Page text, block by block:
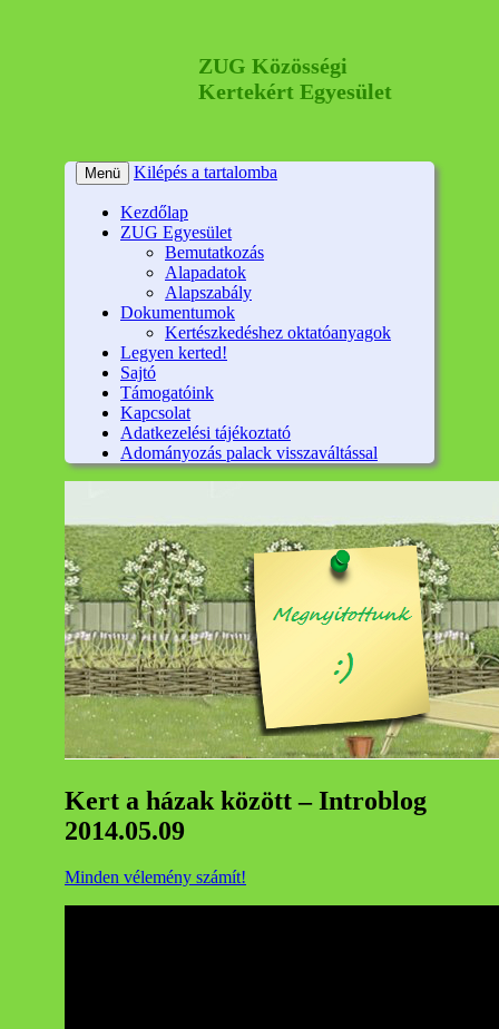
ZUG Közösségi
Kertekért Egyesület
Menü Kilépés a tartalomba
Kezdőlap
ZUG Egyesület
Bemutatkozás
Alapadatok
Alapszabály
Dokumentumok
Kertészkedéshez oktatóanyagok
Legyen kerted!
Sajtó
Támogatóink
Kapcsolat
Adatkezelési tájékoztató
Adományozás palack visszaváltással
Kert a házak között – Introblog
2014.05.09
Minden vélemény számít!